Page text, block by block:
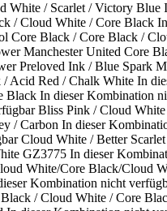
White / Scarlet / Victory Blue
/ Cloud White / Core Black
Core Black / Core Black /
Manchester United Core
Preloved Ink / Blue Spark
/ Acid Red / Chalk White In
Black In dieser Kombination
Bliss Pink / Cloud
/ Carbon In dieser
Cloud White / Better
GZ3775 In dieser
White/Core Black/Cloud
Kombination nicht
/ Cloud White / Core